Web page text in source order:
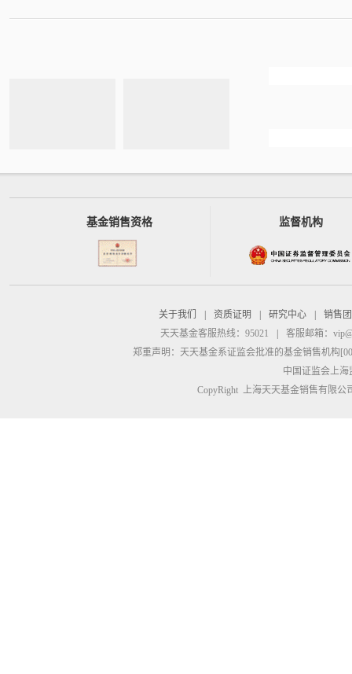
基金销售资格 监督机构
关于我们 资质证明 研究中心
销售
天天基金客服热线：95021
客服邮箱：
郑重声明： 天天基金系证监会批准的基金销售机构
中国证监会上
CopyRight 上海天天基金销售有限